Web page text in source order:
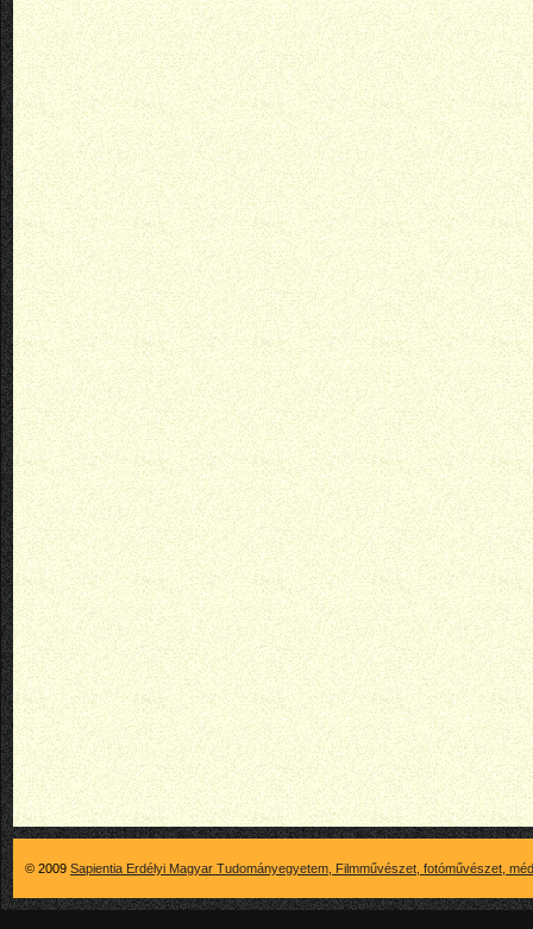
© 2009 Sapientia Erdélyi Magyar Tudományegyetem, Filmművészet, fotóművészet,